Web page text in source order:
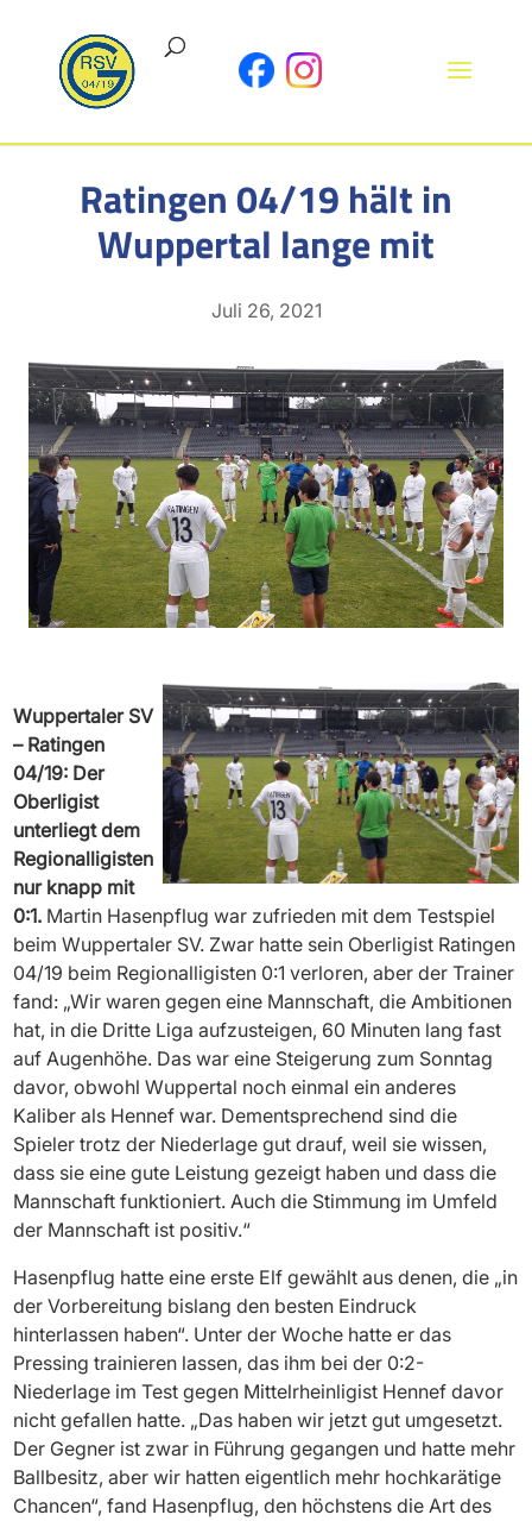
Ratingen 04/19 hält in
Wuppertal lange mit
Juli 26, 2021
Wuppertaler SV
– Ratingen
04/19: Der
Oberligist
unterliegt dem
Regionalligisten
nur knapp mit
0:1. Martin Hasenpflug war zufrieden mit dem Testspiel
beim Wuppertaler SV. Zwar hatte sein Oberligist Ratingen
04/19 beim Regionalligisten 0:1 verloren, aber der Trainer
fand: „Wir waren gegen eine Mannschaft, die Ambitionen
hat, in die Dritte Liga aufzusteigen, 60 Minuten lang fast
auf Augenhöhe. Das war eine Steigerung zum Sonntag
davor, obwohl Wuppertal noch einmal ein anderes
Kaliber als Hennef war. Dementsprechend sind die
Spieler trotz der Niederlage gut drauf, weil sie wissen,
dass sie eine gute Leistung gezeigt haben und dass die
Mannschaft funktioniert. Auch die Stimmung im Umfeld
der Mannschaft ist positiv.“
Hasenpflug hatte eine erste Elf gewählt aus denen, die „in
der Vorbereitung bislang den besten Eindruck
hinterlassen haben“. Unter der Woche hatte er das
Pressing trainieren lassen, das ihm bei der 0:2-
Niederlage im Test gegen Mittelrheinligist Hennef davor
nicht gefallen hatte. „Das haben wir jetzt gut umgesetzt.
Der Gegner ist zwar in Führung gegangen und hatte mehr
Ballbesitz, aber wir hatten eigentlich mehr hochkarätige
Chancen“, fand Hasenpflug, den höchstens die Art des